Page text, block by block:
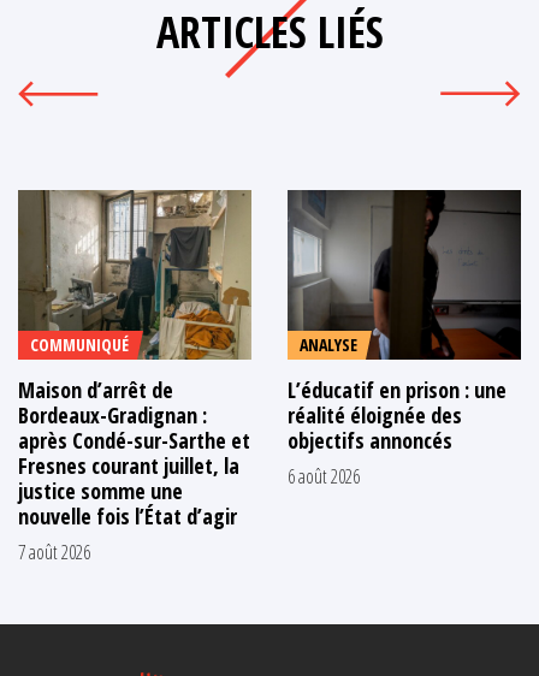
ARTICLES LIÉS
COMMUNIQUÉ
Maison d’arrêt de
Bordeaux-Gradignan :
après Condé-sur-Sarthe et
Fresnes courant juillet, la
justice somme une
nouvelle fois l’État d’agir
7 août 2026
ANALYSE
L’éducatif en prison : une
réalité éloignée des
objectifs annoncés
6 août 2026